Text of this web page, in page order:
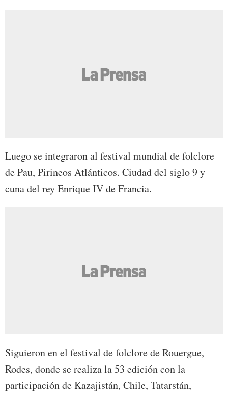
Luego se integraron al festival mundial de folclore
de Pau, Pirineos Atlánticos. Ciudad del siglo 9 y
cuna del rey Enrique IV de Francia.
Siguieron en el festival de folclore de Rouergue,
Rodes, donde se realiza la 53 edición con la
participación de Kazajistán, Chile, Tatarstán,